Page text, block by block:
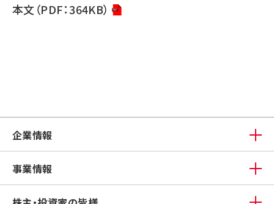
本文（PDF：364KB）
企業情報
事業情報